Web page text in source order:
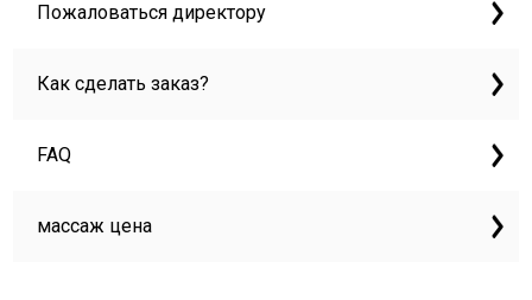
Пожаловаться директору
Как сделать заказ?
FAQ
массаж цена